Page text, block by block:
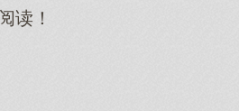
读！